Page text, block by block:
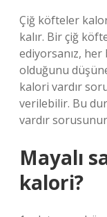
Çiğ köfteler
kalır. Bir çiğ
ediyorsanız,
olduğunu
kalori vardır
verilebilir. Bu
vardır
Mayalı
kalori?